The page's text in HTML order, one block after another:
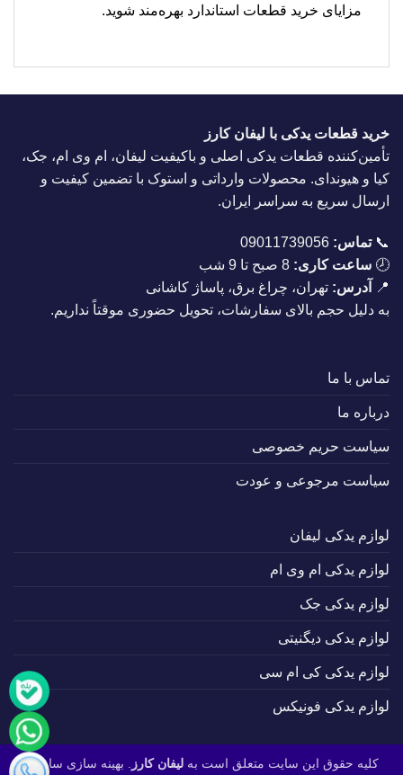
مزایای خرید قطعات استاندارد بهره‌مند شوید.
خرید قطعات یدکی با لیفان کارز
تأمین‌کننده قطعات یدکی اصلی و باکیفیت لیفان، ام وی ام، جک،
کیا و هیوندای. محصولات وارداتی و استوک با تضمین کیفیت و
ارسال سریع به سراسر ایران.
📞تماس: 09011739056
🕗 ساعت کاری:
📍
آدرس: تهران، چراغ برق، پاساژ کاشانی
به دلیل حجم بالای سفارشات، تحویل حضوری موقتاً نداریم.
تماس با ما
درباره ما
سیاست حریم خصوصی
سیاست مرجوعی و عودت
لوازم یدکی لیفان
لوازم یدکی ام وی ام
لوازم یدکی جک
لوازم یدکی دیگنیتی
لوازم یدکی کی ام سی
لوازم یدکی فونیکس
کلیه حقوق این سایت متعلق است بهلیفان کارز . بهینه سازی سایت :